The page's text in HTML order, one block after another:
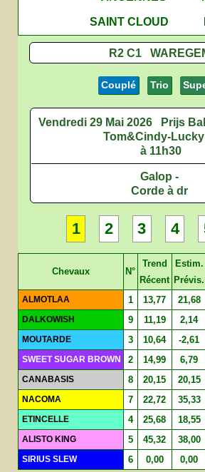
SAINT CLOUD
R2 C1
Couplé Trio
Vendredi 29 Mai 2026
Prijs
Tom&Cindy-Lucky
à 11h30
Galop -
Corde à dr
1 2 3 4
Chevaux N°
Trend
Récent
Estim.
Prévis.
ALMOTLAA 1 13,77 21,68
DALKOWISH 9 11,19 2,14
MOUTARDE 3 10,64 -2,61
SWEET SUGAR BROWN 2 14,99 6,79
CANABASIS 8 20,15 20,15
NACOMA 7 22,72 35,33
ETINCELLE 4 25,68 18,55
ALISTO KING 5 45,32 38,00
SIRIUS SLEW 6 0,00 0,00